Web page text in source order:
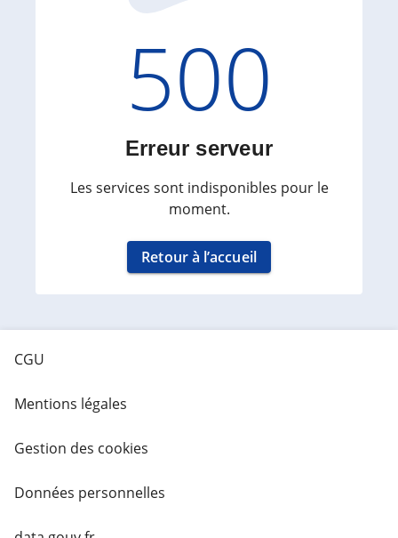
Code
500
Erreur serveur
Les services sont indisponibles pour le
moment.
Retour à l’accueil
CGU
Mentions légales
Gestion des cookies
Données personnelles